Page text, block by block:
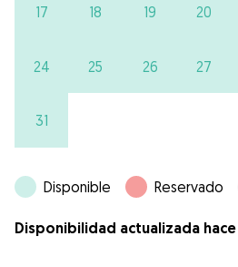
17 18 19 20
24 25 26 27
31
Disponible Reservado
Disponibilidad actualizada